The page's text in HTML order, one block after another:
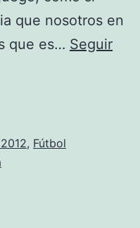
que nosotros en
que es… Seguir
, Fútbol